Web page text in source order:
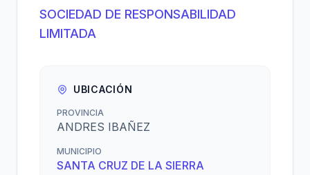
SOCIEDAD DE RESPONSABILIDAD
LIMITADA
UBICACIÓN
PROVINCIA
ANDRES IBAÑEZ
MUNICIPIO
SANTA CRUZ DE LA SIERRA